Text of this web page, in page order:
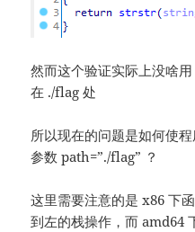
然而这个验证实际上没啥
在 ./flag 处
所以现在的问题是如何使
参数 path=”./flag” ？
这里需要注意的是 x86 下
到左的栈操作，而 amd64